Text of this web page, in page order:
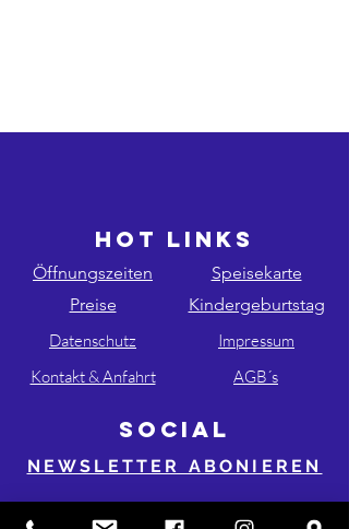
HOT LINKS
Öffnungszeiten
Preise
Datenschutz
Kontakt & Anfahrt
Speisekarte
Kindergeburtstag
Impressum
AGB´s
SOCIAL
NEWSLETTER ABONIEREN